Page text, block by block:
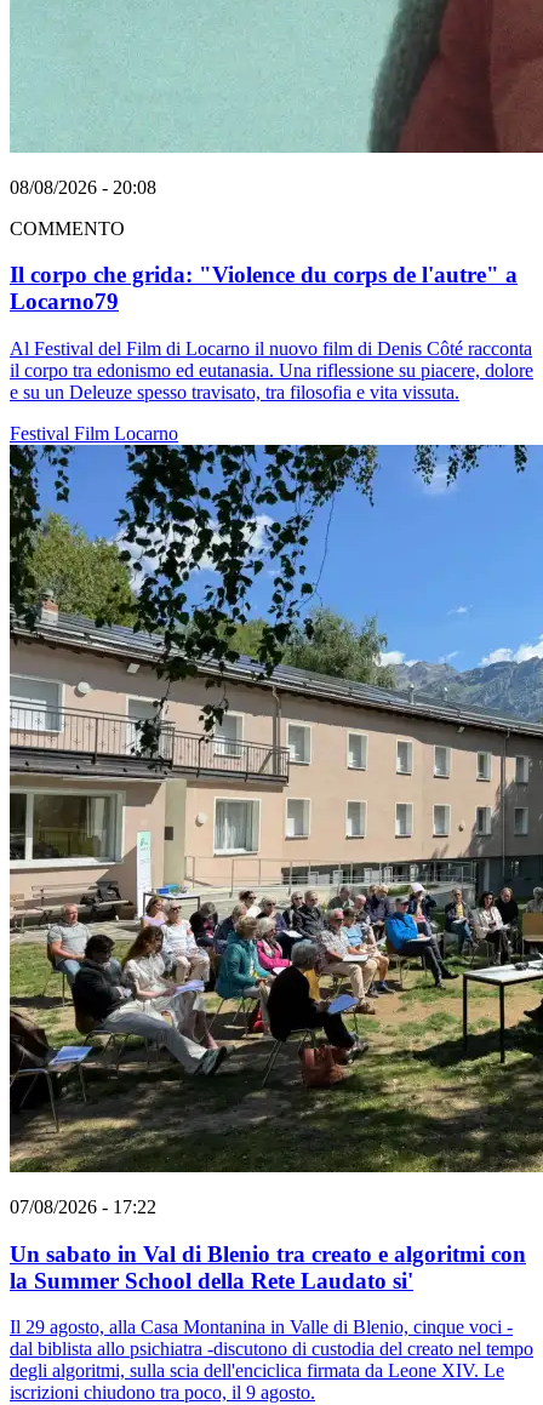
08/08/2026 - 20:08
COMMENTO
Il corpo che grida: "Violence du corps de l'autre" a
Locarno79
Al Festival del Film di Locarno il nuovo film di Denis Côté racconta
il corpo tra edonismo ed eutanasia. Una riflessione su piacere, dolore
e su un Deleuze spesso travisato, tra filosofia e vita vissuta.
Festival Film Locarno
07/08/2026 - 17:22
Un sabato in Val di Blenio tra creato e algoritmi con
la Summer School della Rete Laudato si'
Il 29 agosto, alla Casa Montanina in Valle di Blenio, cinque voci -
dal biblista allo psichiatra -discutono di custodia del creato nel tempo
degli algoritmi, sulla scia dell'enciclica firmata da Leone XIV. Le
iscrizioni chiudono tra poco, il 9 agosto.